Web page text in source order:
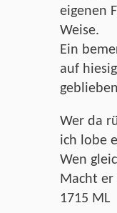
eigenen
Weise.
Ein
auf
Wer da
ich lobe
Wen
Macht er
1715 ML